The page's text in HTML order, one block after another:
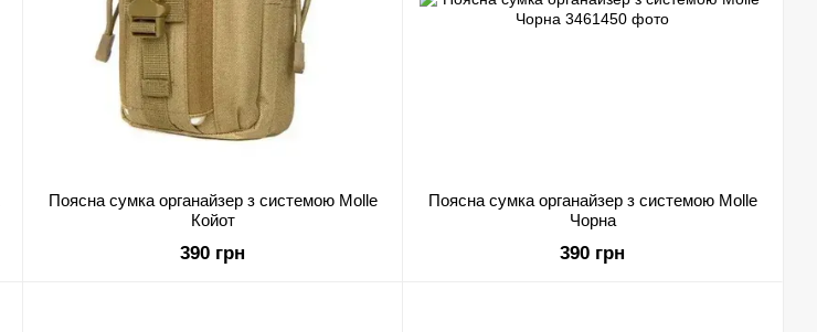
Поясна сумка органайзер з системою Molle
Койот
390 грн
Поясна сумка органайзер з системою Molle
Чорна
390 грн